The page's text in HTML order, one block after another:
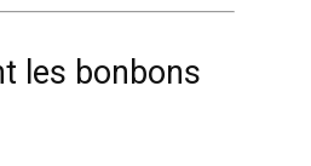
les bonbons